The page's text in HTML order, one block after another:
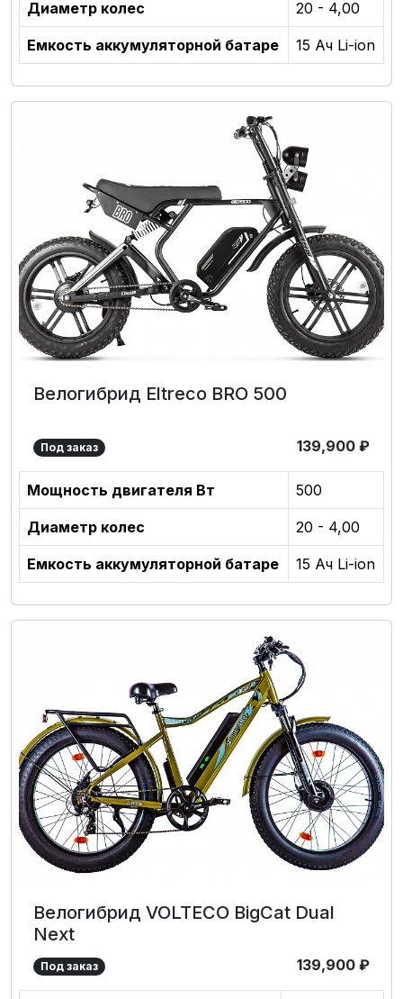
Диаметр колес 20 - 4,00
Емкость аккумуляторной батаре 15 Ач Li-ion
Велогибрид Eltreco BRO 500
Под заказ 139,900 ₽
Мощность двигателя Вт 500
Диаметр колес 20 - 4,00
Емкость аккумуляторной батаре 15 Ач Li-ion
Велогибрид VOLTECO BigCat Dual
Next
Под заказ 139,900 ₽